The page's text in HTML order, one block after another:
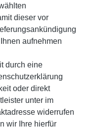
dieser vor
aufnehmen
durch eine
oder direkt
unter im
widerrufen
wir Ihre hierfür